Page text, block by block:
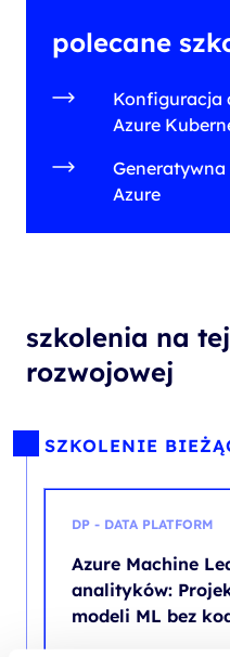
polecane
Konfiguracja
Azure
Azure
szkolenia na
rozwojowej
SZKOLENIE
DP - DATA PLATFORM
Azure Machine
analityków:
modeli ML bez